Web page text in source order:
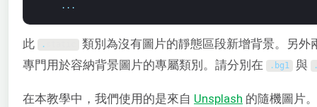
. . .
此 .
類別為沒有圖片的靜態區段新增背景。另外
專門用於容納背景圖片的專屬類別。請分別在
. bg1 與
在本教學中，我們使用的是來自 Unsplash 的隨機圖片